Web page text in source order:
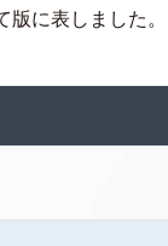
版に表しました。